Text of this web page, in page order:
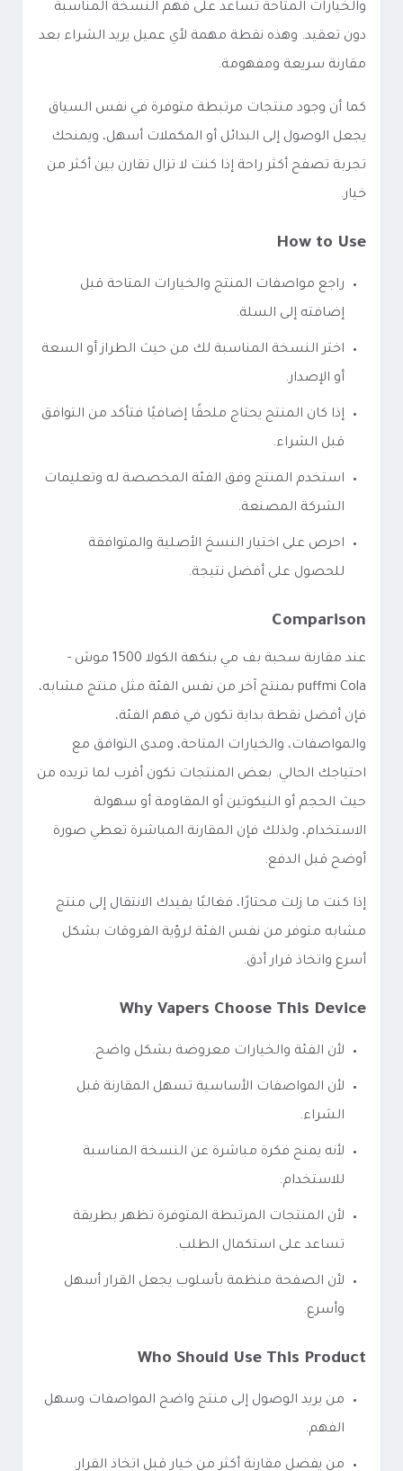
والخيارات المتاحة تساعد على فهم النسخة المناسبة
دون تعقيد. وهذه نقطة مهمة لأي عميل يريد الشراء بعد
مقارنة سريعة ومفهومة.
كما أن وجود منتجات مرتبطة متوفرة في نفس السياق
يجعل الوصول إلى البدائل أو المكملات أسهل، ويمنحك
تجربة تصفح أكثر راحة إذا كنت لا تزال تقارن بين أكثر من
خيار.
How to Use
راجع مواصفات المنتج والخيارات المتاحة قبل
إضافته إلى السلة.
اختر النسخة المناسبة لك من حيث الطراز أو السعة
أو الإصدار.
إذا كان المنتج يحتاج ملحقًا إضافيًا فتأكد من التوافق
قبل الشراء.
استخدم المنتج وفق الفئة المخصصة له وتعليمات
الشركة المصنعة.
احرص على اختيار النسخ الأصلية والمتوافقة
للحصول على أفضل نتيجة.
Comparison
عند مقارنة سحبة بف مي بنكهة الكولا 1500 موش -
puffmi Cola بمنتج آخر من نفس الفئة مثل منتج مشابه،
فإن أفضل نقطة بداية تكون في فهم الفئة،
والمواصفات، والخيارات المتاحة، ومدى التوافق مع
احتياجك الحالي. بعض المنتجات تكون أقرب لما تريده من
حيث الحجم أو النيكوتين أو المقاومة أو سهولة
الاستخدام، ولذلك فإن المقارنة المباشرة تعطي صورة
أوضح قبل الدفع.
إذا كنت ما زلت محتارًا، فغالبًا يفيدك الانتقال إلى منتج
مشابه متوفر من نفس الفئة لرؤية الفروقات بشكل
أسرع واتخاذ قرار أدق.
Why Vapers Choose This Device
لأن الفئة والخيارات معروضة بشكل واضح.
لأن المواصفات الأساسية تسهل المقارنة قبل
الشراء.
لأنه يمنح فكرة مباشرة عن النسخة المناسبة
للاستخدام.
لأن المنتجات المرتبطة المتوفرة تظهر بطريقة
تساعد على استكمال الطلب.
لأن الصفحة منظمة بأسلوب يجعل القرار أسهل
وأسرع.
Who Should Use This Product
من يريد الوصول إلى منتج واضح المواصفات وسهل
الفهم.
من يفضل مقارنة أكثر من خيار قبل اتخاذ القرار.